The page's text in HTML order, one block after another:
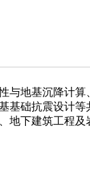
地基沉降计
础抗震设计
下建筑工程